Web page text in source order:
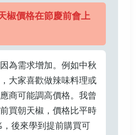
椒價格在節慶前會上
為需求增加。例如中秋
大家喜歡做辣味料理或
商可能調高價格。我曾
買朝天椒，價格比平時
後來學到提前購買可